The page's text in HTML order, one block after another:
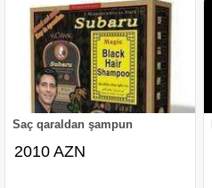
Saç qaraldan şampun
2010 AZN